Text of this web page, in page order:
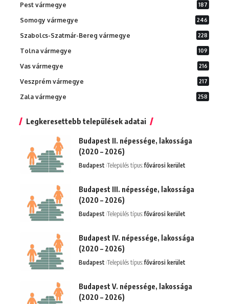
Pest vármegye 187
Somogy vármegye 246
Szabolcs-Szatmár-Bereg vármegye 228
Tolna vármegye 109
Vas vármegye 216
Veszprém vármegye 217
Zala vármegye 258
Legkeresettebb települések adatai
Budapest II. népessége, lakossága
(2020 – 2026)
Budapest Település típus:fővárosi kerület
Budapest III. népessége, lakossága
(2020 – 2026)
Budapest Település típus:fővárosi kerület
Budapest IV. népessége, lakossága
(2020 – 2026)
Budapest Település típus:fővárosi kerület
Budapest V. népessége, lakossága
(2020 – 2026)